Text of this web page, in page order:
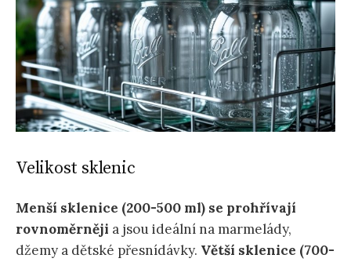
Velikost sklenic
Menší sklenice (200-500 ml) se prohřívají
rovnoměrněji a jsou ideální na marmelády,
džemy a dětské přesnídávky. Větší sklenice (700-